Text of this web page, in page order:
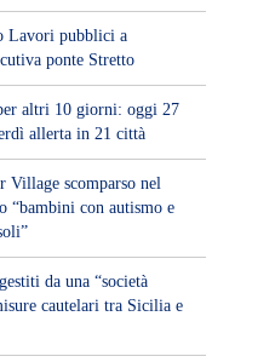
Lavori pubblici a
ponte Stretto
altri 10 giorni: oggi 27
allerta in 21 città
Village scomparso nel
“bambini con autismo e
da una “società
cautelari tra Sicilia e